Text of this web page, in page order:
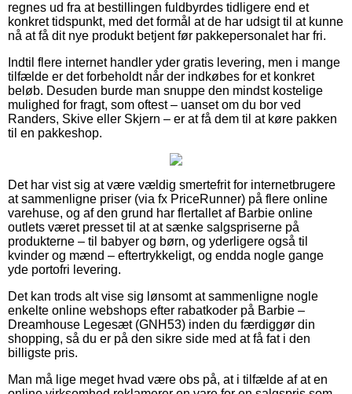
regnes ud fra at bestillingen fuldbyrdes tidligere end et
konkret tidspunkt, med det formål at de har udsigt til at kunne
nå at få dit nye produkt betjent før pakkepersonalet har fri.
Indtil flere internet handler yder gratis levering, men i mange
tilfælde er det forbeholdt når der indkøbes for et konkret
beløb. Desuden burde man snuppe den mindst kostelige
mulighed for fragt, som oftest – uanset om du bor ved
Randers, Skive eller Skjern – er at få dem til at køre pakken
til en pakkeshop.
Det har vist sig at være vældig smertefrit for internetbrugere
at sammenligne priser (via fx PriceRunner) på flere online
varehuse, og af den grund har flertallet af Barbie online
outlets været presset til at at sænke salgspriserne på
produkterne – til babyer og børn, og yderligere også til
kvinder og mænd – eftertrykkeligt, og endda nogle gange
yde portofri levering.
Det kan trods alt vise sig lønsomt at sammenligne nogle
enkelte online webshops efter rabatkoder på Barbie –
Dreamhouse Legesæt (GNH53) inden du færdiggør din
shopping, så du er på den sikre side med at få fat i den
billigste pris.
Man må lige meget hvad være obs på, at i tilfælde af at en